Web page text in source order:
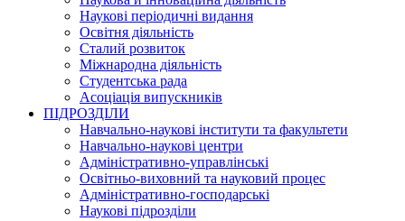
Наукові періодичні видання
Освітня діяльність
Сталий розвиток
Міжнародна діяльність
Студентська рада
Асоціація випускників
ПІДРОЗДІЛИ
Навчально-наукові інститути та факультети
Навчально-наукові центри
Адміністративно-управлінські
Освітньо-виховний та науковий процес
Адміністративно-господарські
Наукові підрозділи